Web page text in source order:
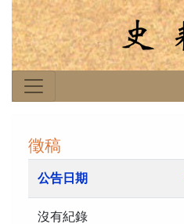
徵稿
公告日期
沒有紀錄